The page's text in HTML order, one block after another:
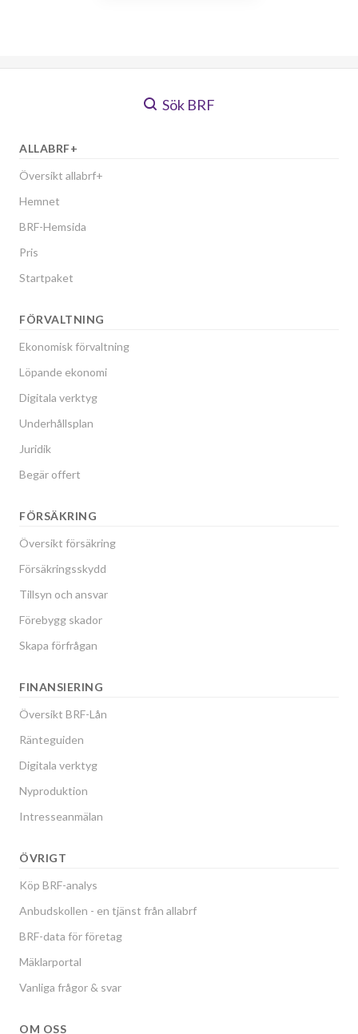
Sök BRF
ALLABRF+
Översikt allabrf+
Hemnet
BRF-Hemsida
Pris
Startpaket
FÖRVALTNING
Ekonomisk förvaltning
Löpande ekonomi
Digitala verktyg
Underhållsplan
Juridik
Begär offert
FÖRSÄKRING
Översikt försäkring
Försäkringsskydd
Tillsyn och ansvar
Förebygg skador
Skapa förfrågan
FINANSIERING
Översikt BRF-Lån
Ränteguiden
Digitala verktyg
Nyproduktion
Intresseanmälan
ÖVRIGT
Köp BRF-analys
Anbudskollen - en tjänst från allabrf
BRF-data för företag
Mäklarportal
Vanliga frågor & svar
OM OSS